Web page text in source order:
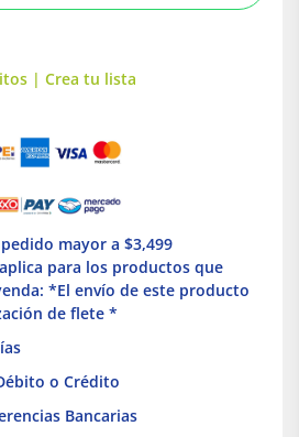
| Crea tu lista
mayor a $3,499
para los productos que
*El envío de este producto
de flete *
o Crédito
Bancarias